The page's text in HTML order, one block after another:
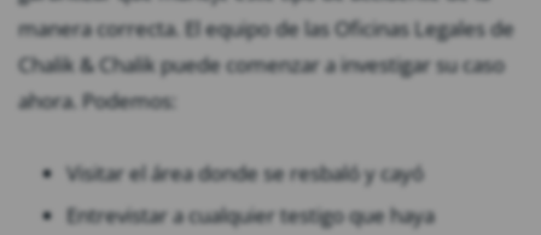
manera correcta. El equipo de las Oficinas Legales de
Chalik & Chalik puede comenzar a investigar su caso
ahora. Podemos:
Visitar el área donde se resbaló y cayó
Entrevistar a cualquier testigo que haya